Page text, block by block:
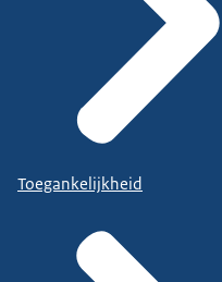
Toegankelijkheid